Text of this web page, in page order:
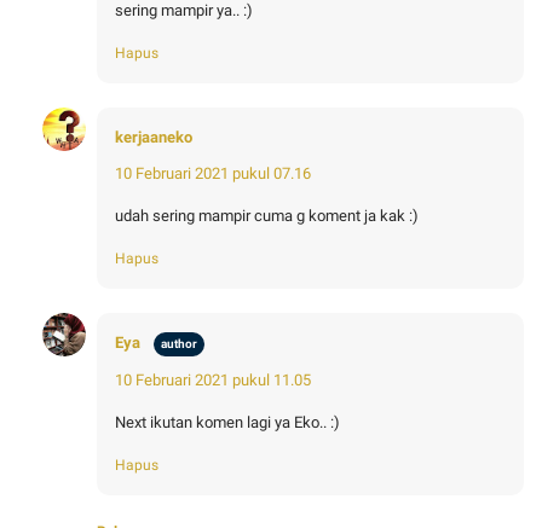
sering mampir ya.. :)
Hapus
kerjaaneko
10 Februari 2021 pukul 07.16
udah sering mampir cuma g koment ja kak :)
Hapus
Eya
10 Februari 2021 pukul 11.05
Next ikutan komen lagi ya Eko.. :)
Hapus